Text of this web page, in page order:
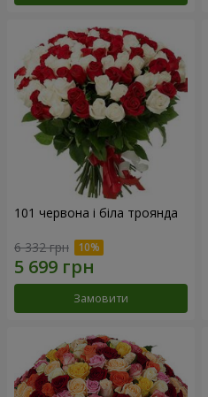
101 червона і біла троянда
6 332 грн
Замовити